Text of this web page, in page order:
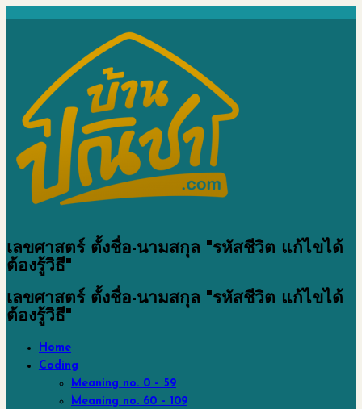
เลขศาสตร์ ตั้งชื่อ-นามสกุล "รหัสชีวิต แก้ไขได้
ต้องรู้วิธี"
เลขศาสตร์ ตั้งชื่อ-นามสกุล "รหัสชีวิต แก้ไขได้
ต้องรู้วิธี"
Home
Coding
Meaning no. 0 – 59
Meaning no. 60 – 109